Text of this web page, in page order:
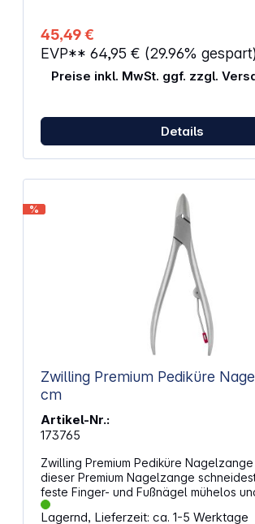
45,49 €
EVP** 64,95 € (29.96% gespart)
Preise inkl. MwSt. ggf. zzgl.
Details
%
Zwilling Premium Pediküre Nagelzange 12
cm
Artikel-Nr.:
173765
Zwilling Premium Pediküre Nagelzange
dieser Premium Nagelzange
feste Finger- und Fußnägel mühelos
Die besonders scharfen Schneiden
saubere Ergebnisse, während das
Lagernd, Lieferzeit: ca. 1-5 Werktage